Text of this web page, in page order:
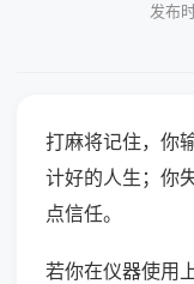
发布
打麻将记住，你
计好的人生；你
点信任。
若你在仪器使用